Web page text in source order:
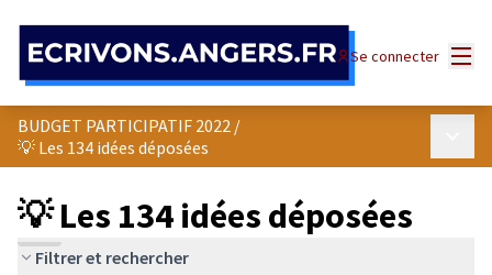
Se connecter
BUDGET PARTICIPATIF 2022 /
💡 Les 134 idées déposées
💡 Les 134 idées déposées
Filtrer et rechercher